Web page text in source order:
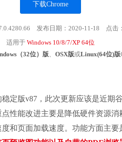
下载Chrome
发布日期：2020-11-18 点击：
适用于 Windows 10/8/7/XP 64位
（32位）版、 OSX版或Linux(64位)版
稳定版v87，此次更新应该是近期
性能改进主要是降低硬件资源
和页面加载速度。功能方面主要